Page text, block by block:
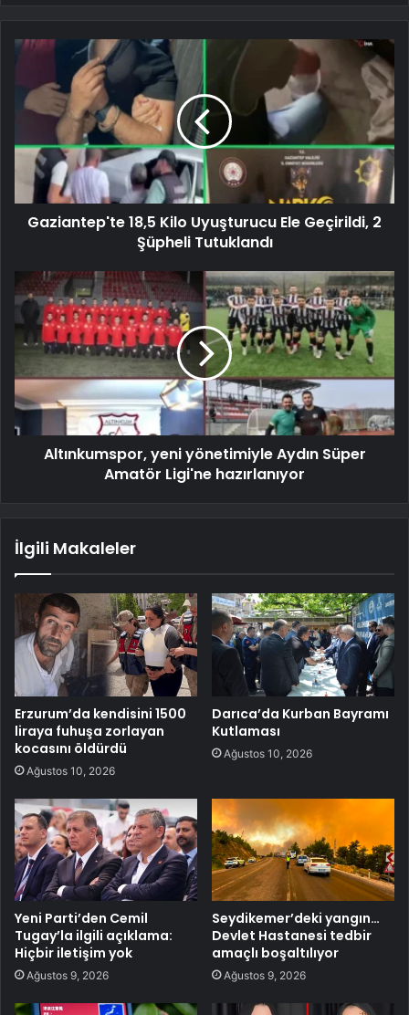
Gaziantep'te 18,5 Kilo Uyuşturucu Ele Geçirildi, 2
Şüpheli Tutuklandı
Altınkumspor, yeni yönetimiyle Aydın Süper
Amatör Ligi'ne hazırlanıyor
İlgili Makaleler
Erzurum’da kendisini 1500
liraya fuhuşa zorlayan
kocasını öldürdü
Ağustos 10, 2026
Darıca’da Kurban Bayramı
Kutlaması
Ağustos 10, 2026
Yeni Parti’den Cemil
Tugay’la ilgili açıklama:
Hiçbir iletişim yok
Ağustos 9, 2026
Seydikemer’deki yangın…
Devlet Hastanesi tedbir
amaçlı boşaltılıyor
Ağustos 9, 2026